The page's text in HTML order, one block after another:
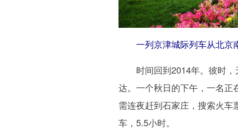
一列京津城际列车从北京
时间回到2014年。彼时，
达。一个秋日的下午，一名
需连夜赶到石家庄，搜索火
车，5.5小时。